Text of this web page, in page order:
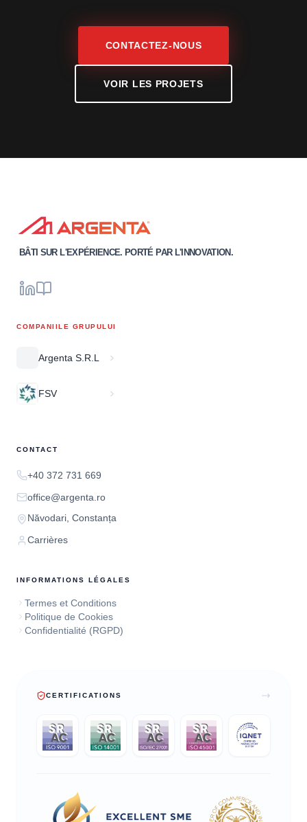
CONTACTEZ-NOUS
VOIR LES PROJETS
BÂTI SUR L'EXPÉRIENCE. PORTÉ PAR L'INNOVATION.
COMPANIILE GRUPULUI
Argenta S.R.L
FSV
CONTACT
+40 372 731 669
office@argenta.ro
Năvodari, Constanța
Carrières
INFORMATIONS LÉGALES
Termes et Conditions
Politique de Cookies
Confidentialité (RGPD)
CERTIFICATIONS